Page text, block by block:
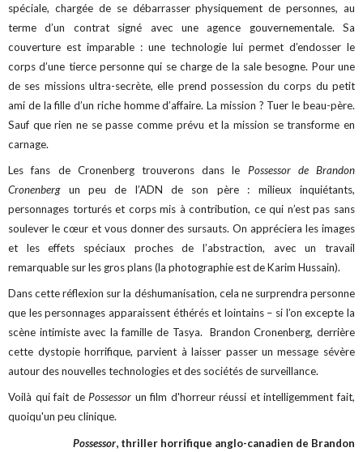
spéciale, chargée de se débarrasser physiquement de personnes, au
terme d’un contrat signé avec une agence gouvernementale. Sa
couverture est imparable : une technologie lui permet d’endosser le
corps d’une tierce personne qui se charge de la sale besogne. Pour une
de ses missions ultra-secrète, elle prend possession du corps du petit
ami de la fille d’un riche homme d’affaire. La mission ? Tuer le beau-père.
Sauf que rien ne se passe comme prévu et la mission se transforme en
carnage.
Les fans de Cronenberg trouverons dans le Possessor de Brandon
Cronenberg un peu de l’ADN de son père : milieux inquiétants,
personnages torturés et corps mis à contribution, ce qui n’est pas sans
soulever le cœur et vous donner des sursauts. On appréciera les images
et les effets spéciaux proches de l’abstraction, avec un travail
remarquable sur les gros plans (la photographie est de Karim Hussain).
Dans cette réflexion sur la déshumanisation, cela ne surprendra personne
que les personnages apparaissent éthérés et lointains – si l’on excepte la
scène intimiste avec la famille de Tasya. Brandon Cronenberg, derrière
cette dystopie horrifique, parvient à laisser passer un message sévère
autour des nouvelles technologies et des sociétés de surveillance.
Voilà qui fait dePossessor un film d'horreur réussi et intelligemment fait,
quoiqu'un peu clinique.
Possessor, thriller horrifique anglo-canadien de Brandon